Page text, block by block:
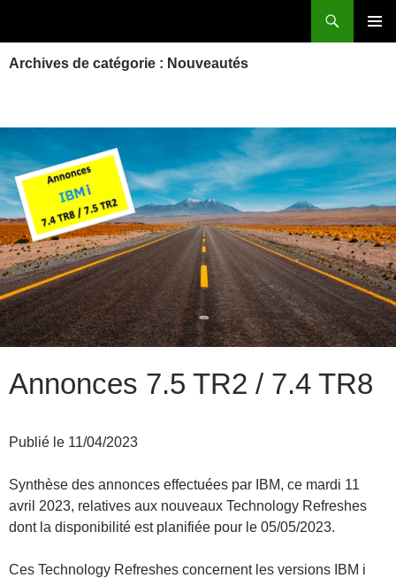
Archives de catégorie : Nouveautés
Annonces 7.5 TR2 / 7.4 TR8
Publié le 11/04/2023
Synthèse des annonces effectuées par IBM, ce mardi 11
avril 2023, relatives aux nouveaux Technology Refreshes
dont la disponibilité est planifiée pour le 05/05/2023.
Ces Technology Refreshes concernent les versions IBM i